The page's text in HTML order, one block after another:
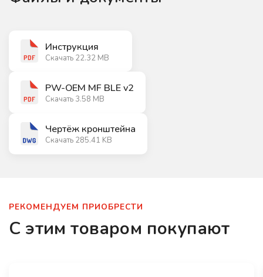
Инструкция
Скачать 22.32 MB
PW-OEM MF BLE v2
Скачать 3.58 MB
Чертёж кронштейна
Скачать 285.41 KB
РЕКОМЕНДУЕМ ПРИОБРЕСТИ
С этим товаром покупают